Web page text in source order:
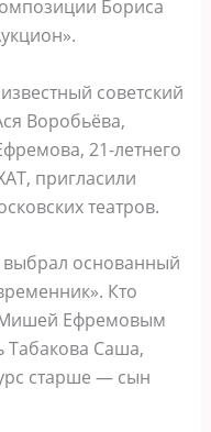
Бориса
советский
Воробьёва,
21-летнего
пригласили
театров.
основанный
Кто
Ефремовым
Табакова Саша,
старше — сын